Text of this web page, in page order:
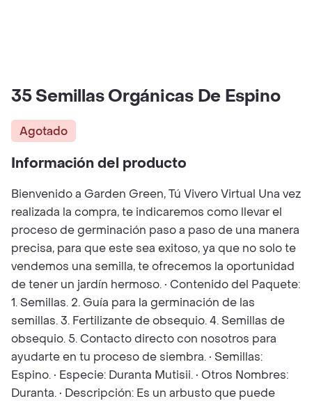
35 Semillas Orgánicas De Espino
Agotado
Información del producto
Bienvenido a Garden Green, Tú Vivero Virtual Una vez
realizada la compra, te indicaremos como llevar el
proceso de germinación paso a paso de una manera
precisa, para que este sea exitoso, ya que no solo te
vendemos una semilla, te ofrecemos la oportunidad
de tener un jardín hermoso. • Contenido del Paquete:
1. Semillas. 2. Guía para la germinación de las
semillas. 3. Fertilizante de obsequio. 4. Semillas de
obsequio. 5. Contacto directo con nosotros para
ayudarte en tu proceso de siembra. • Semillas:
Espino. • Especie: Duranta Mutisii. • Otros Nombres:
Duranta. • Descripción: Es un arbusto que puede